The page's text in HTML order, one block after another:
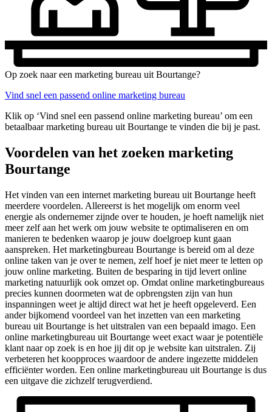
Op zoek naar een marketing bureau uit Bourtange?
Vind snel een passend online marketing bureau
Klik op ‘Vind snel een passend online marketing bureau’ om een
betaalbaar marketing bureau uit Bourtange te vinden die bij je past.
Voordelen van het zoeken marketing
Bourtange
Het vinden van een internet marketing bureau uit Bourtange heeft
meerdere voordelen. Allereerst is het mogelijk om enorm veel
energie als ondernemer zijnde over te houden, je hoeft namelijk niet
meer zelf aan het werk om jouw website te optimaliseren en om
manieren te bedenken waarop je jouw doelgroep kunt gaan
aanspreken. Het marketingbureau Bourtange is bereid om al deze
online taken van je over te nemen, zelf hoef je niet meer te letten op
jouw online marketing. Buiten de besparing in tijd levert online
marketing natuurlijk ook omzet op. Omdat online marketingbureaus
precies kunnen doormeten wat de opbrengsten zijn van hun
inspanningen weet je altijd direct wat het je heeft opgeleverd. Een
ander bijkomend voordeel van het inzetten van een marketing
bureau uit Bourtange is het uitstralen van een bepaald imago. Een
online marketingbureau uit Bourtange weet exact waar je potentiële
klant naar op zoek is en hoe jij dit op je website kan uitstralen. Zij
verbeteren het koopproces waardoor de andere ingezette middelen
efficiënter worden. Een online marketingbureau uit Bourtange is dus
een uitgave die zichzelf terugverdiend.